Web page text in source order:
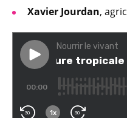
Xavier Jourdan,